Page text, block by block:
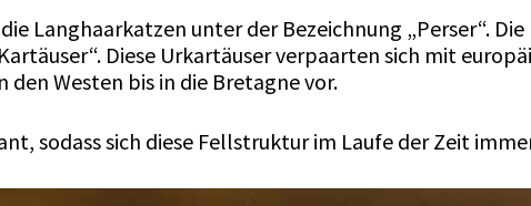
Langhaarkatzen unter der Bezeichnung „Perser“.
Diese Urkartäuser verpaarten sich mit
Westen bis in die Bretagne vor.
sodass sich diese Fellstruktur im Laufe der Zeit